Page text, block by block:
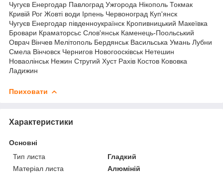
Чугуєв Енергодар Павлоград Ужгорода Нікополь Токмак
Кривій Рог Жовті води Ірпень Червоноград Куп'янск
Чугуєв Енергодар південноукраїнск Кропивницький Макеївка
Бровари Краматорсьс Слов'янськ Каменець-Поольський
Оврач Вінчев Мелітополь Бердянськ Васильська Умань Лубни
Смела Вінчовск Чернигов Новогоосківськ Нетешин
Новаолінськ Нежин Стругий Хуст Рахів Костов Кововка
Ладижин
Приховати
Характеристики
Основні
Тип листа
Гладкий
Матеріал листа
Алюміній